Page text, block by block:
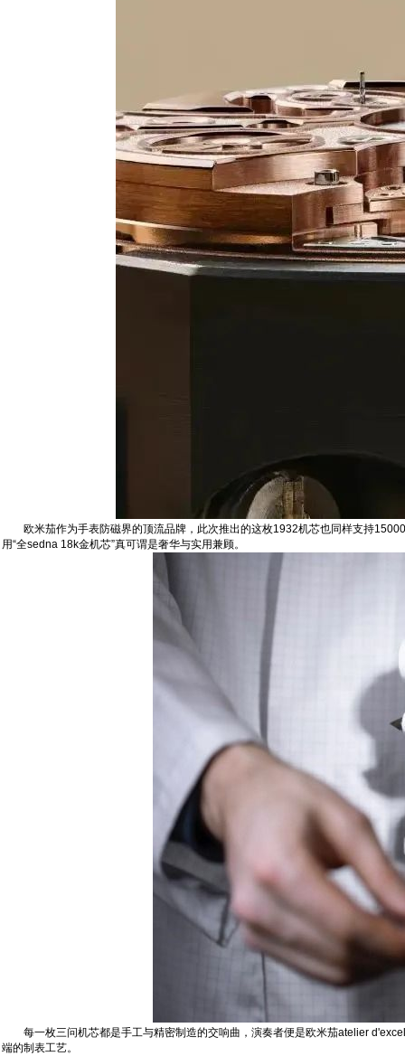
欧米茄作为手表防磁界的顶流品牌，此次推出的这枚1932机芯也同样支持
用“全sedna 18k金机芯”真可谓是奢华与实用兼顾。
每一枚三问机芯都是手工与精密制造的交响曲，演奏者便是欧米茄atelier
端的制表工艺。